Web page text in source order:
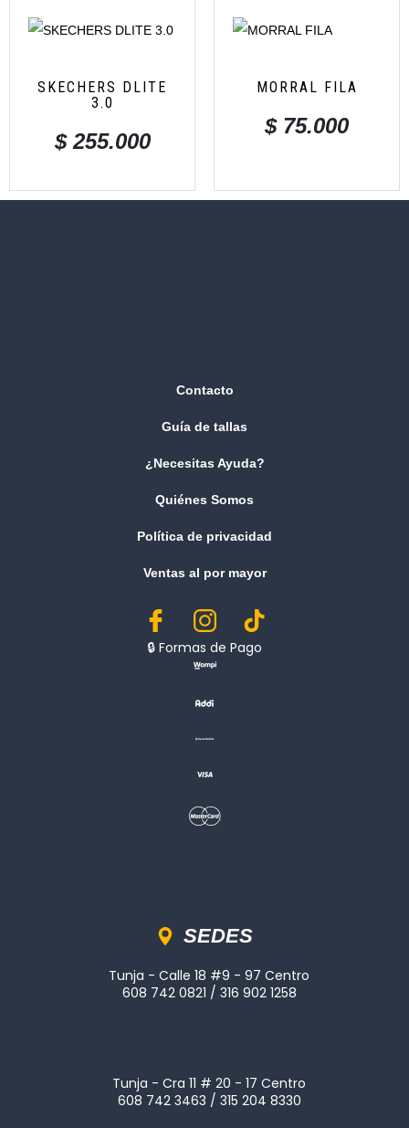
SKECHERS DLITE
3.0
$255.000
MORRAL FILA
$75.000
Contacto
Guía de tallas
¿Necesitas Ayuda?
Quiénes Somos
Política de privacidad
Ventas al por mayor
🔒︎ Formas de Pago
SEDES
Tunja - Calle 18 #9 - 97 Centro
608 742 0821 / 316 902 1258
Tunja - Cra 11 # 20 - 17 Centro
608 742 3463 / 315 204 8330